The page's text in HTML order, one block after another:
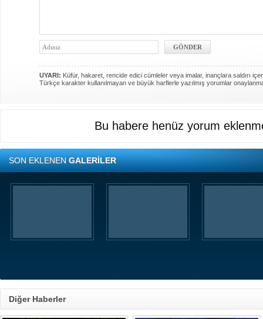
UYARI: Küfür, hakaret, rencide edici cümleler veya imalar, inançlara saldırı
Türkçe karakter kullanılmayan ve büyük harflerle yazılmış yorumlar
Bu habere henüz yorum
SON EKLENENGALERİLER
Diğer Haberler